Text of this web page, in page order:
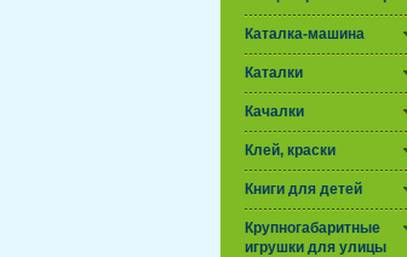
Каталка-машина
Каталки
Качалки
Клей, краски
Книги для детей
Крупногабаритные
игрушки для улицы